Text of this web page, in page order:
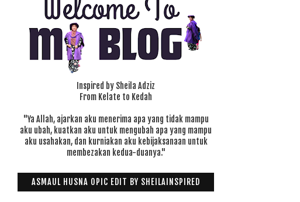
Inspired by Sheila Adziz
From Kelate to Kedah
"Ya Allah, ajarkan aku menerima apa yang tidak mampu
aku ubah, kuatkan aku untuk mengubah apa yang mampu
aku usahakan, dan kurniakan aku kebijaksanaan untuk
membezakan kedua-duanya."
ASMAUL HUSNA OPIC EDIT BY SHEILAINSPIRED